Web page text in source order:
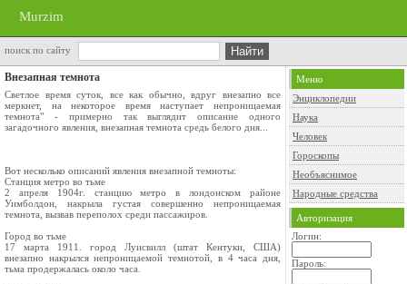
Murzim
поиск по сайту
Внезапная темнота
Светлое время суток, все как обычно, вдруг внезапно все
меркнет, на некоторое время наступает непроницаемая
темнота" - примерно так выглядит описание одного
загадочного явления, внезапная темнота средь белого дня...
Вот несколько описаний явления внезапной темноты:
Станция метро во тьме
2 апреля 1904г. станцию метро в лондонском районе
Уимболдон, накрыла густая совершенно непроницаемая
темнота, вызвав переполох среди пассажиров.
Город во тьме
17 марта 1911. город Луисвилл (штат Кентуки, США)
внезапно накрылся непроницаемой темнотой, в 4 часа дня,
тьма продержалась около часа.
Меню
Энциклопедии
Наука
Человек
Гороскопы
Необъяснимое
Народные средства
Авторизация
Логин:
Пароль: